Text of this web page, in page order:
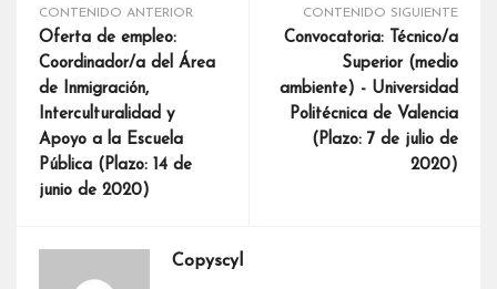
CONTENIDO ANTERIOR
Oferta de empleo:
Coordinador/a del Área
de Inmigración,
Interculturalidad y
Apoyo a la Escuela
Pública (Plazo: 14 de
junio de 2020)
CONTENIDO SIGUIENTE
Convocatoria: Técnico/a
Superior (medio
ambiente) - Universidad
Politécnica de Valencia
(Plazo: 7 de julio de
2020)
Copyscyl